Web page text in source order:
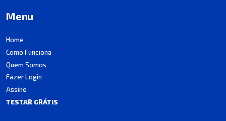
Menu
Home
Como Funciona
Quem Somos
Fazer Login
Assine
TESTAR GRÁTIS